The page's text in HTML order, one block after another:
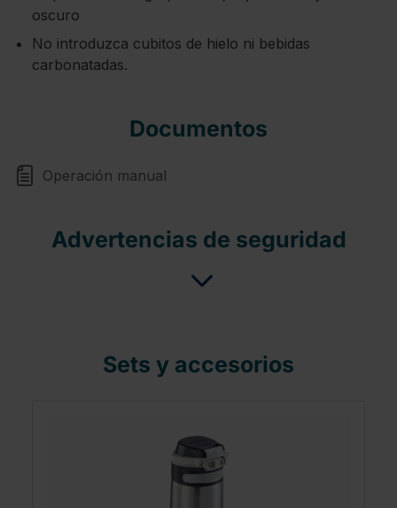
oscuro
No introduzca cubitos de hielo ni bebidas
carbonatadas.
Documentos
Operación manual
Advertencias de seguridad
Sets y accesorios